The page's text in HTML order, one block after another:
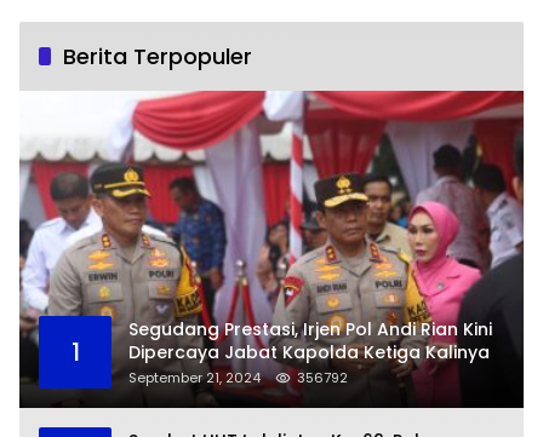
Berita Terpopuler
1
Segudang Prestasi, Irjen Pol Andi Rian Kini
Dipercaya Jabat Kapolda Ketiga Kalinya
September 21, 2024 356792